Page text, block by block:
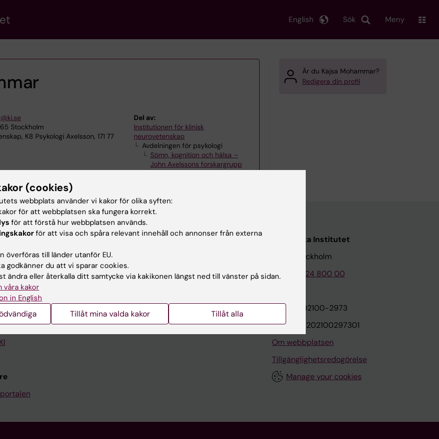
Sök
English Meny
Stockholm
K8 Psykologi Axelsson, 171 77
Del av:
Institutionen för klinisk
neurovetenskap
Avdelningen för psykologi
Sömn, kognition och hälsa –
John Axelssons forskargrupp
Är du Kajsa Mohammar?
Redigera din profil
Kontakta och besök KI
Stöd forskning och utbildning
Karolinska Institutet Innovation
Kontakta presstjänsten
Karolinska Institutet
171 77 Stockholm
Tel: 08-524 800 00
Org.nr: 202100-2973
VAT.nr: SE202100297301
Om webbplatsen
Tillgänglighetsredogörelse
Manage your cookies
(cookies)
webbplats använder vi kakor för olika syften:
för att webbplatsen ska fungera korrekt.
för att förstå hur webbplatsen används.
för att visa och spåra relevant innehåll och annonser från externa
överföras till länder utanför EU.
godkänner du att vi sparar cookies.
ändra eller återkalla ditt samtycke via kakikonen längst ned till vänster på sidan.
våra kakor
in English
Tillåt mina valda kakor Tillåt alla